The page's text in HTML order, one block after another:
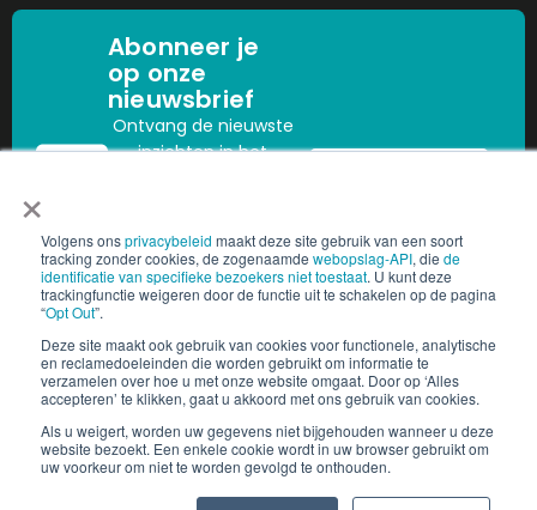
×
Volgens onsprivacybeleid maakt deze site gebruik van een soort
tracking zonder cookies, de zogenaamde webopslag-API, die de
identificatie van specifieke bezoekers niet toestaat. U kunt deze
trackingfunctie weigeren door de functie uit te schakelen op de pagina
“Opt Out”.
Deze site maakt ook gebruik van cookies voor functionele, analytische
en reclamedoeleinden die worden gebruikt om informatie te
verzamelen over hoe u met onze website omgaat. Door op ‘Alles
accepteren’ te klikken, gaat u akkoord met ons gebruik van cookies.
Als u weigert, worden uw gegevens niet bijgehouden wanneer u deze
website bezoekt. Een enkele cookie wordt in uw browser gebruikt om
uw voorkeur om niet te worden gevolgd te onthouden.
Abonneer je
op onze
nieuwsbrief
Ontvang de nieuwste
inzichten in het
trends in de sector
rechtstreeks in uw
mailbox.
Copyright © 2025 People2.0 | Alle rechten voorbehouden
Vertrouwen CentrumCookie-instellingen